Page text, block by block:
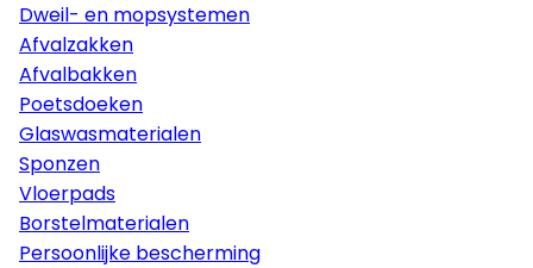
Dweil- en mopsystemen
Afvalzakken
Afvalbakken
Poetsdoeken
Glaswasmaterialen
Sponzen
Vloerpads
Borstelmaterialen
Persoonlijke bescherming